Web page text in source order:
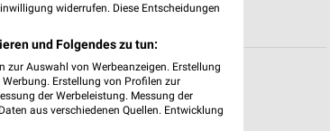
widerrufen. Diese Entscheidungen
und Folgendes zu tun:
Auswahl von Werbeanzeigen. Erstellung
Erstellung von Profilen zur
der Werbeleistung. Messung der
aus verschiedenen Quellen. Entwicklung